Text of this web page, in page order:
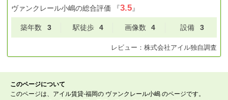
ヴァンクレール小嶋の総合評価 『3.5』
築年数 3 駅徒歩 4 画像数 4 設備 3
レビュー： 株式会社アイル独自調査
このページについて
このページは、アイル賃貸-福岡の ヴァンクレール小嶋 のページです。